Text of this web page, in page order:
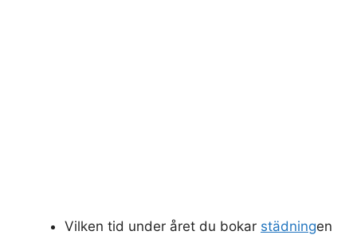
Vilken tid under året du bokar städningen